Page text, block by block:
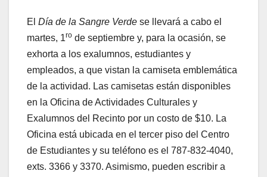
El Día de la Sangre Verde se llevará a cabo el
martes, 1ro de septiembre y, para la ocasión, se
exhorta a los exalumnos, estudiantes y
empleados, a que vistan la camiseta emblemática
de la actividad. Las camisetas están disponibles
en la Oficina de Actividades Culturales y
Exalumnos del Recinto por un costo de $10. La
Oficina está ubicada en el tercer piso del Centro
de Estudiantes y su teléfono es el 787-832-4040,
exts. 3366 y 3370. Asimismo, pueden escribir a